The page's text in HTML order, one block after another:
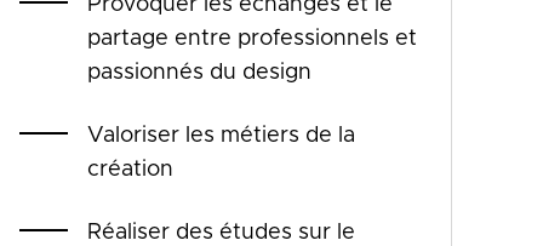
Provoquer les échanges et le
partage entre professionnels et
passionnés du design
Valoriser les métiers de la
création
Réaliser des études sur le